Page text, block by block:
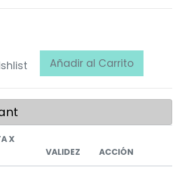
Añadir al Carrito
X
VALIDEZ ACCIÓN